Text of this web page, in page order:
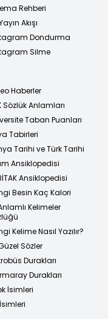
Rehberi
Akışı
Dondurma
Silme
Haberler
Sözlük Anlamları
Taban Puanları
Tabirleri
Tarihi ve Türk Tarihi
Ansiklopedisi
Ansiklopedisi
Besin Kaç Kalori
Kelimeler
Kelime Nasıl Yazılır?
Sözler
Durakları
Durakları
İsimleri
İsimleri